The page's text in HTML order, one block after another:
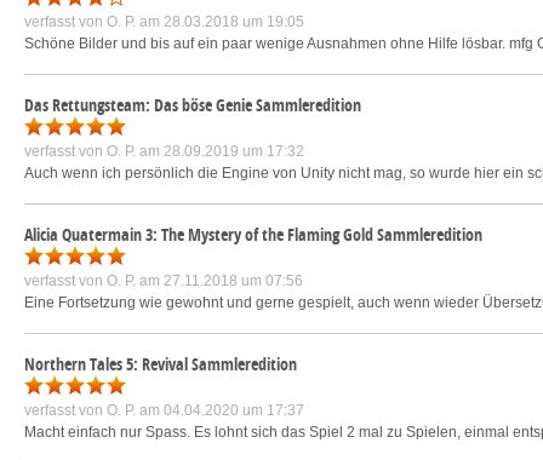
verfasst von O. P. am 28.03.2018 um 19:05
Schöne Bilder und bis auf ein paar wenige Ausnahmen ohne Hilfe lösbar. mfg
Das Rettungsteam: Das böse Genie Sammleredition
verfasst von O. P. am 28.09.2019 um 17:32
Auch wenn ich persönlich die Engine von Unity nicht mag, so wurde hier ein
Alicia Quatermain 3: The Mystery of the Flaming Gold Sammleredition
verfasst von O. P. am 27.11.2018 um 07:56
Eine Fortsetzung wie gewohnt und gerne gespielt, auch wenn wieder
Northern Tales 5: Revival Sammleredition
verfasst von O. P. am 04.04.2020 um 17:37
Macht einfach nur Spass. Es lohnt sich das Spiel 2 mal zu Spielen, einmal